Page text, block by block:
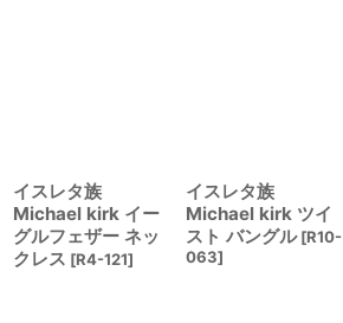
イスレタ族
Michael kirk イー
グルフェザー ネッ
クレス [R4-121]
イスレタ族
Michael kirk ツイ
スト バングル [R10-
063]